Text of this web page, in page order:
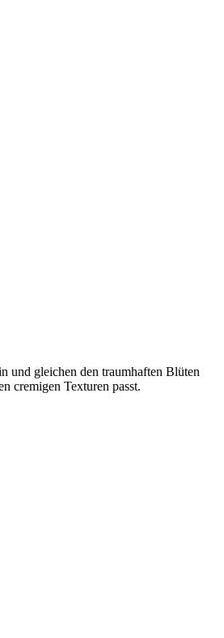
und gleichen den traumhaften Blüten
cremigen Texturen passt.